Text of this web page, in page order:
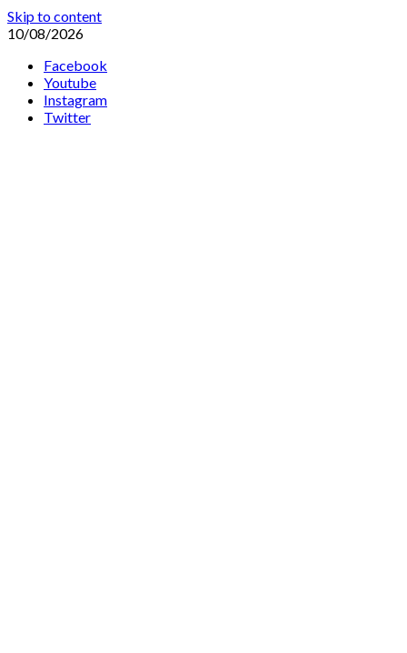
Skip to content
10/08/2026
Facebook
Youtube
Instagram
Twitter